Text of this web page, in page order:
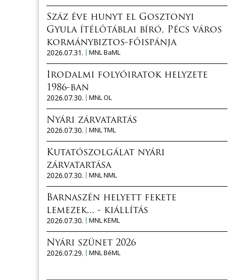
Száz éve hunyt el Gosztonyi
Gyula ítélőtáblai bíró, Pécs város
kormánybiztos-főispánja
2026.07.31.
MNL BaML
Irodalmi folyóiratok helyzete
1986-ban
2026.07.30.
MNL OL
Nyári zárvatartás
2026.07.30.
MNL TML
Kutatószolgálat nyári
zárvatartása
2026.07.30.
MNL NML
Barnaszén helyett fekete
lemezek... - kiállítás
2026.07.30.
MNL KEML
Nyári szünet 2026
2026.07.29.
MNL BéML